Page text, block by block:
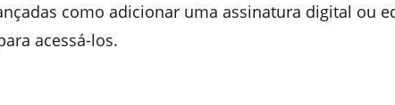
como adicionar uma assinatura digital ou
acessá-los.